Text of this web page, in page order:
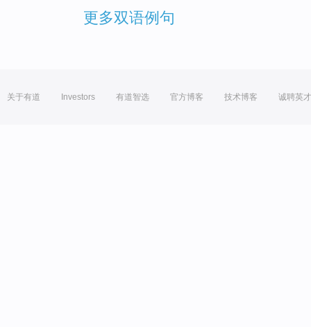
更多双语例句
关于有道 Investors 有道智选 官方博客 技术博客 诚聘英才